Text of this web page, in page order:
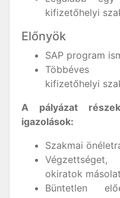
kifizetőhelyi
Előnyök
SAP program
Többéves
kifizetőhelyi
A pályázat
igazolások:
Szakmai
Végzettséget,
okiratok
Büntetlen